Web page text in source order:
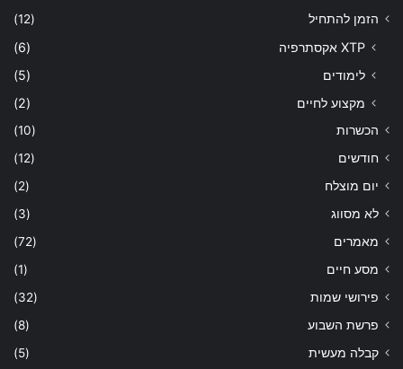
הזמן להתחיל
(12)
XTP אקסתרפיה
(6)
לימודים
(5)
מקצוע לחיים
(2)
הכשרות
(10)
חודשים
(12)
יום מוצלח
(2)
לא מסווג
(3)
מאמרים
(72)
מסע חיים
(1)
פירושי שמות
(32)
פרשת השבוע
(8)
קבלה מעשית
(5)